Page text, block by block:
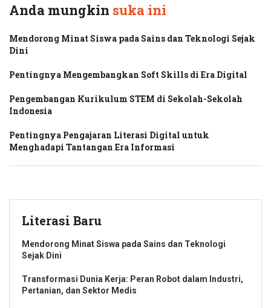
Anda mungkin suka ini
Mendorong Minat Siswa pada Sains dan Teknologi Sejak
Dini
Pentingnya Mengembangkan Soft Skills di Era Digital
Pengembangan Kurikulum STEM di Sekolah-Sekolah
Indonesia
Pentingnya Pengajaran Literasi Digital untuk
Menghadapi Tantangan Era Informasi
Literasi Baru
Mendorong Minat Siswa pada Sains dan Teknologi
Sejak Dini
Transformasi Dunia Kerja: Peran Robot dalam Industri,
Pertanian, dan Sektor Medis